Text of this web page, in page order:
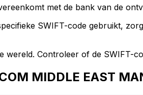
met de bank van de
SWIFT-code gebruikt,
wereld. Controleer of de SWIFT-
MIDDLE EAST